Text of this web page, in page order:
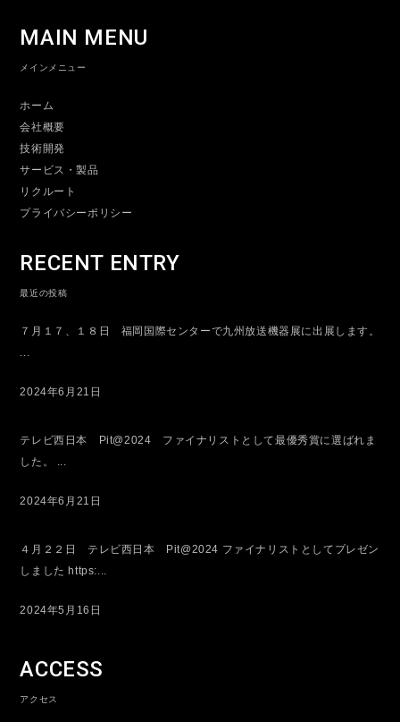
MAIN MENU
メインメニュー
ホーム
会社概要
技術開発
サービス・製品
リクルート
プライバシーポリシー
RECENT ENTRY
最近の投稿
７月１７、１８日 福岡国際センターで九州放送機器展に出展します。
...
2024年6月21日
テレビ西日本 Pit@2024 ファイナリストとして最優秀賞に選ばれま
した。 ...
2024年6月21日
４月２２日 テレビ西日本 Pit@2024 ファイナリストとしてプレゼン
しました https:...
2024年5月16日
ACCESS
アクセス